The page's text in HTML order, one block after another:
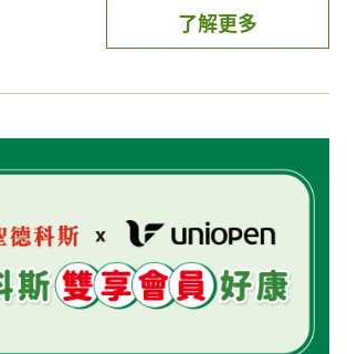
、壓力大等影響，使消化道環境裡的
的生存空間因而被壓縮，更導致保護
益生菌，但你知道益生菌是什麼嗎？
）以消化道作為主要生存環境，
能促進菌種的生態平衡，它與人體共
的活性微生物。常見的益生菌包括乳
菌等。
好處多多，除了可以維持消化道機
調整體質、提升保護力、私密保養及
了解更多